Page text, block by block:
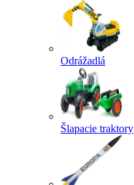
Odrážadlá
Šlapacie traktory